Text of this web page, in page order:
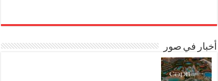
أخبار في صور